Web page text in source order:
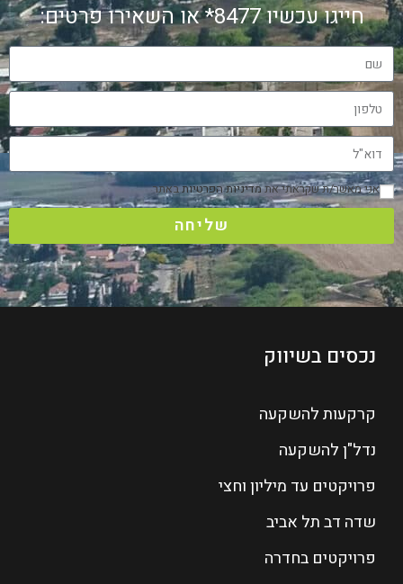
חייגו עכשיו 8477* או השאירו פרטים:
אני מאשר/ת שקראתי אתמדיניות הפרטיותבאתר
שליחה
נכסים בשיווק
קרקעות להשקעה
נדל"ן להשקעה
פרויקטים עד מיליון וחצי
שדה דב תל אביב
פרויקטים בחדרה